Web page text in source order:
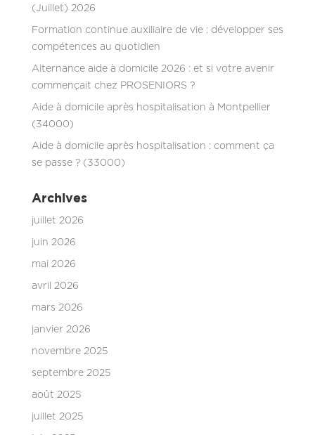
(Juillet) 2026
Formation continue auxiliaire de vie : développer ses
compétences au quotidien
Alternance aide à domicile 2026 : et si votre avenir
commençait chez PROSENIORS ?
Aide à domicile après hospitalisation à Montpellier
(34000)
Aide à domicile après hospitalisation : comment ça
se passe ? (33000)
Archives
juillet 2026
juin 2026
mai 2026
avril 2026
mars 2026
janvier 2026
novembre 2025
septembre 2025
août 2025
juillet 2025